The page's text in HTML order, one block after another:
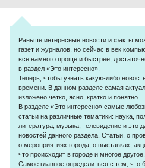
Раньше интересные новости и факты
газет и журналов, но сейчас в век
все намного проще и быстрее,
в раздел «Это интересно».
Теперь, чтобы узнать какую-либо
времени. В данном разделе самая
изложено четко, ясно, кратко и понятно.
В разделе «Это интересно» самые
статьи на различные тематики: наука,
литература, музыка, телевидение и это
новостей данного раздела. Статьи, о
о мероприятиях города, о выставках,
что происходит в городе и многое другое.
Самое главное определиться с тем, что